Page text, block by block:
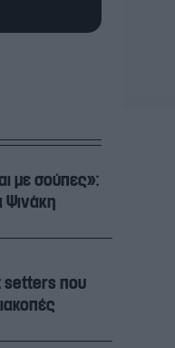
με σούπες»:
Ψινάκη
setters που